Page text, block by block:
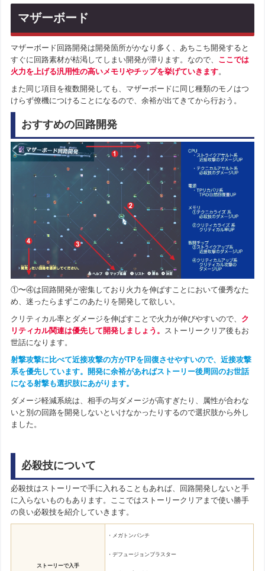
マザーボード
マザーボード回路開発は開発箇所がかなり多く、あちこち開発すると
すぐに回路素材が枯渇してしまい開発が滞ります。なので、 ここでは
火力を上げる汎用性の高いメモリやチップを挙げていきます。
また同じ項目を複数開発しても、マザーボードに同じ種類のモノはつ
けらず僚機につけることになるので、余裕が出てきてから行おう。
おすすめの回路開発
①〜④は回路開発が密集しており火力を伸ばすことにおいて優秀なた
め、迷ったらまずこのあたりを開発して欲しい。
クリティカル率とダメージを伸ばすことで火力が伸びやすいので、 ク
リティカル関連は優先して開発しましょう。 ストーリークリア後もお
世話になります。
射撃攻撃に比べて近接攻撃の方がTPを回復させやすいので、近接攻撃
系を優先しています。開発に余裕があればストーリー後周回のお世話
になる射撃も選択肢にあがります。
ダメージ軽減系統は、相手の与ダメージが高すぎたり、属性が合わな
いと別の回路を開発しないといけなかったりするので選択肢から外し
ました。
必殺技について
必殺技はストーリーで手に入れることもあれば、回路開発しないと手
に入らないものもあります。ここではストーリークリアまで使い勝手
の良い必殺技を紹介していきます。
ストーリーで入手
・メガトンパンチ
・デフュージョンブラスター